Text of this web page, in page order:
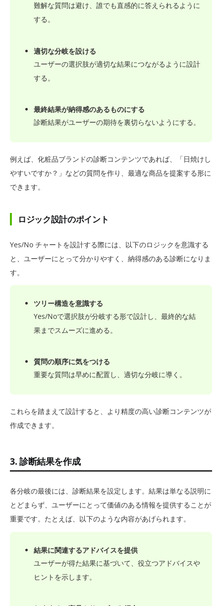
難解な質問は避け、誰でも直感的に答えられるように
する。
適切な分岐を設ける
ユーザーの選択肢が適切な結果につながるように設計
する。
最終結果が納得感のあるものにする
診断結果がユーザーの期待を裏切らないようにする。
例えば、化粧品ブランドの診断コンテンツであれば、「日焼けし
やすいですか？」などの質問を作り、最適な商品を提案する形に
できます。
ロジック設計のポイント
Yes/No チャートを設計する際には、以下のロジックを意識する
と、ユーザーにとって分かりやすく、納得感のある診断になりま
す。
ツリー構造を意識する
Yes/Noで選択肢が分岐する形で設計し、最終的な結
果までスムーズに進める。
質問の順序に気をつける
重要な質問は早めに配置し、適切な分岐に導く。
これらを踏まえて設計すると、より精度の高い診断コンテンツが
作成できます。
3. 診断結果を作成
各分岐の最後には、診断結果を設定します。結果は単なる説明に
とどまらず、ユーザーにとって価値のある情報を提供することが
重要です。たとえば、以下のような内容があげられます。
結果に関連するアドバイスを提供
ユーザーが得た結果に基づいて、役立つアドバイスや
ヒントを示します。